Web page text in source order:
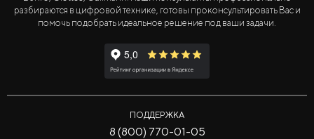
разбираются в цифровой технике, готовы проконсультировать Вас и
помочь подобрать идеальное решение под ваши задачи.
ПОДДЕРЖКА
8 (800) 770-01-05